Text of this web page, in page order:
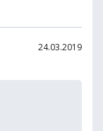
24.03.2019